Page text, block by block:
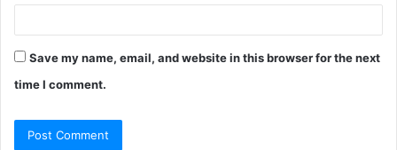
Save my name, email, and website in this browser for the next
time I comment.